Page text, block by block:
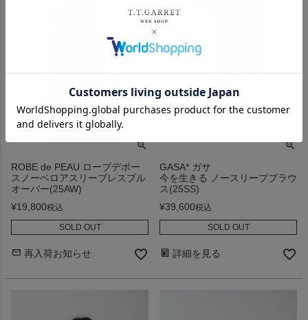
ROBE de PEAU ローブデポー
スノーベロアスリーブレスプル
オーバー(25AW)
¥19,800税込
SOLD OUT
再入荷お知らせ
GASA* ガサ
今を生きる ノースリーブブラウ
ス(25SS)
¥39,600税込
SOLD OUT
詳細を見る